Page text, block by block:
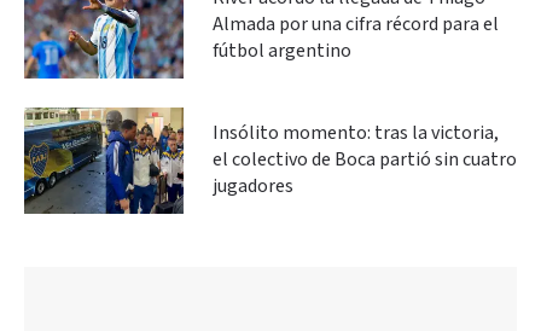
Almada por una cifra récord para el
fútbol argentino
Insólito momento: tras la victoria,
el colectivo de Boca partió sin cuatro
jugadores